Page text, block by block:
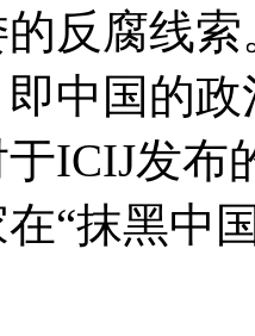
反腐线
中国的
ICIJ发布
“抹黑中